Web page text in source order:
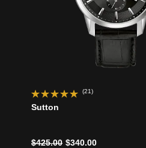
(21)
Sutton
Precio reducido de
$425.00a$340.00